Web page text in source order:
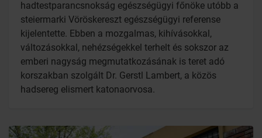
hadtestparancsnokság egészségügyi főnöke utóbb a
steiermarki Vöröskereszt egészségügyi referense
kijelentette. Ebben a mozgalmas, kihívásokkal,
változásokkal, nehézségekkel terhelt és sokszor az
emberi nagyság megmutatkozásának is teret adó
korszakban szolgált Dr. Gerstl Lambert, a közös
hadsereg elismert katonaorvosa.